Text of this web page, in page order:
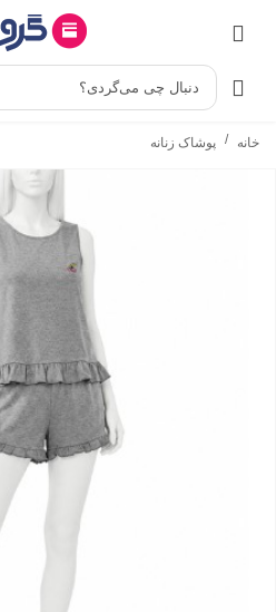
دنبال چی می‌گردی؟
خانه / پوشاک زنانه